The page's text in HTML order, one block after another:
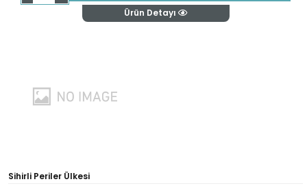
Ürün Detayı
Sihirli Periler Ülkesi